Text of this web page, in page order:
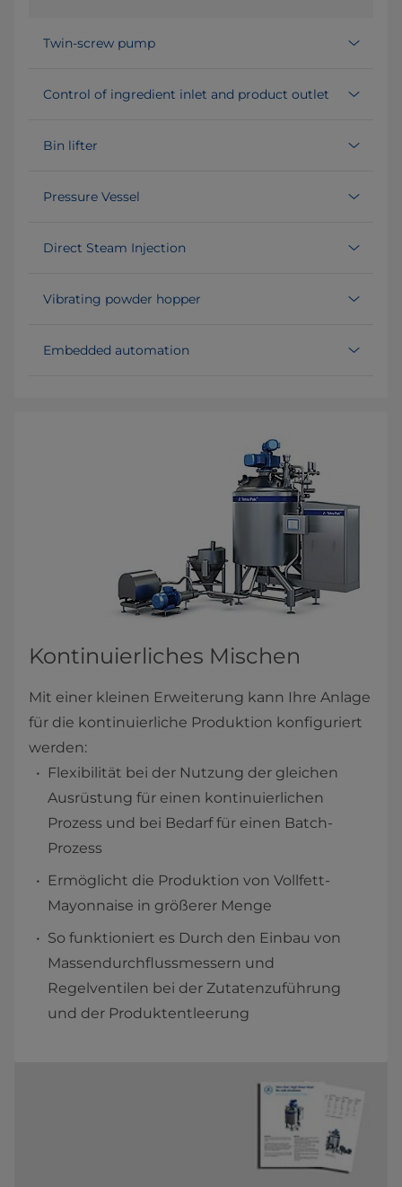
Twin-screw pump
Control of ingredient inlet and product outlet
Bin lifter
Pressure Vessel
Direct Steam Injection
Vibrating powder hopper
Embedded automation
Kontinuierliches Mischen
Mit einer kleinen Erweiterung kann Ihre Anlage
für die kontinuierliche Produktion konfiguriert
werden:
Flexibilität bei der Nutzung der gleichen
Ausrüstung für einen kontinuierlichen
Prozess und bei Bedarf für einen Batch-
Prozess
Ermöglicht die Produktion von Vollfett-
Mayonnaise in größerer Menge
So funktioniert es Durch den Einbau von
Massendurchflussmessern und
Regelventilen bei der Zutatenzuführung
und der Produktentleerung